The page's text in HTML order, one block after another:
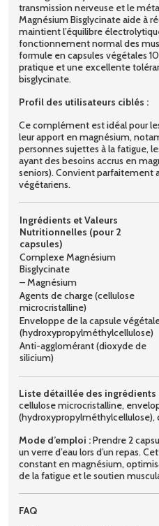
transmission nerveuse et le
Magnésium Bisglycinate aide à
maintient l’équilibre
fonctionnement normal des
formule en capsules végétales
pratique et une excellente
bisglycinate.
Profil des utilisateurs ciblés :
Ce complément est idéal pour
leur apport en magnésium,
personnes sujettes à la fatigue,
ayant des besoins accrus en
seniors). Convient parfaitement
végétariens.
Ingrédients et Valeurs
Nutritionnelles (pour 2
capsules)
Complexe Magnésium
Bisglycinate
– Magnésium
Agents de charge (cellulose
microcristalline)
Enveloppe de la capsule
(hydroxypropylméthylcellulose)
Anti-agglomérant (dioxyde de
silicium)
Liste détaillée des ingrédients
cellulose microcristalline,
(hydroxypropylméthylcellulose),
Mode d’emploi :Prendre 2
un verre d’eau lors d’un repas.
constant en magnésium,
de la fatigue et le soutien
FAQ